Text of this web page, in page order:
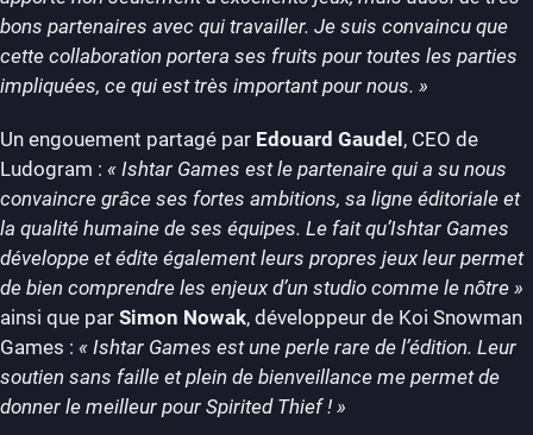
bons partenaires avec qui travailler. Je suis convaincu que
cette collaboration portera ses fruits pour toutes les parties
impliquées, ce qui est très important pour nous. »
Un engouement partagé par Edouard Gaudel, CEO de
Ludogram : « Ishtar Games est le partenaire qui a su nous
convaincre grâce ses fortes ambitions, sa ligne éditoriale et
la qualité humaine de ses équipes. Le fait qu’Ishtar Games
développe et édite également leurs propres jeux leur permet
de bien comprendre les enjeux d’un studio comme le nôtre »
ainsi que par Simon Nowak, développeur de Koi Snowman
Games : « Ishtar Games est une perle rare de l’édition. Leur
soutien sans faille et plein de bienveillance me permet de
donner le meilleur pour Spirited Thief ! »